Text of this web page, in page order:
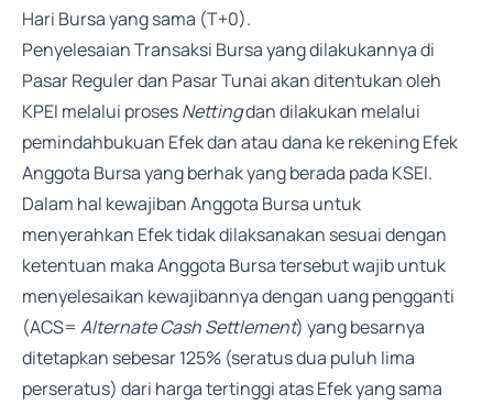
Hari Bursa yang sama (T+0).
Penyelesaian Transaksi Bursa yang dilakukannya di
Pasar Reguler dan Pasar Tunai akan ditentukan oleh
KPEI melalui prosesNettingdan dilakukan melalui
pemindahbukuan Efek dan atau dana ke rekening Efek
Anggota Bursa yang berhak yang berada pada KSEI.
Dalam hal kewajiban Anggota Bursa untuk
menyerahkan Efek tidak dilaksanakan sesuai dengan
ketentuan maka Anggota Bursa tersebut wajib untuk
menyelesaikan kewajibannya dengan uang pengganti
(ACS= Alternate Cash Settlement) yang besarnya
ditetapkan sebesar 125% (seratus dua puluh lima
perseratus) dari harga tertinggi atas Efek yang sama